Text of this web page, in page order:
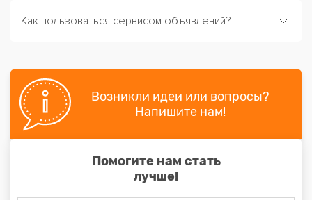
Как пользоваться сервисом объявлений?
Возникли идеи или вопросы?
Напишите нам!
Помогите нам стать
лучше!